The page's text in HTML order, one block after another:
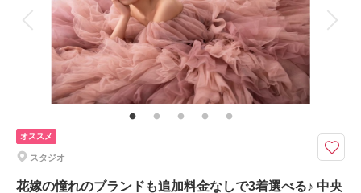
衣装追加 会食 挙式
家族と撮影 家族用衣装レンタル ペットと撮影
その他含むもの
移動費・アテンド・アートブーケレンタル・Yシャツレンタル・シューズレ
ンタル・クリーニング
オリジナルアクリルスタンドプレゼント中！お衣装2着にヘアメイク付きで
ロケーションもスタジオも両方撮影できる充実プラン！
撮影〉
オススメ
スタジオ
花嫁の憧れのブランドも追加料金なしで3着選べる♪ 中央